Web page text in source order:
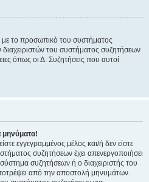
με το προσωπικό του συστήματος
του συστήματος συζητήσεων
όπως οι Δ. Συζητήσεις που αυτοί
εγγεγραμμένος μέλος και/ή δεν είστε
συζητήσεων έχει απενεργοποιήσει
συζητήσεων ή ο διαχειριστής του
από την αποστολή μηνυμάτων.